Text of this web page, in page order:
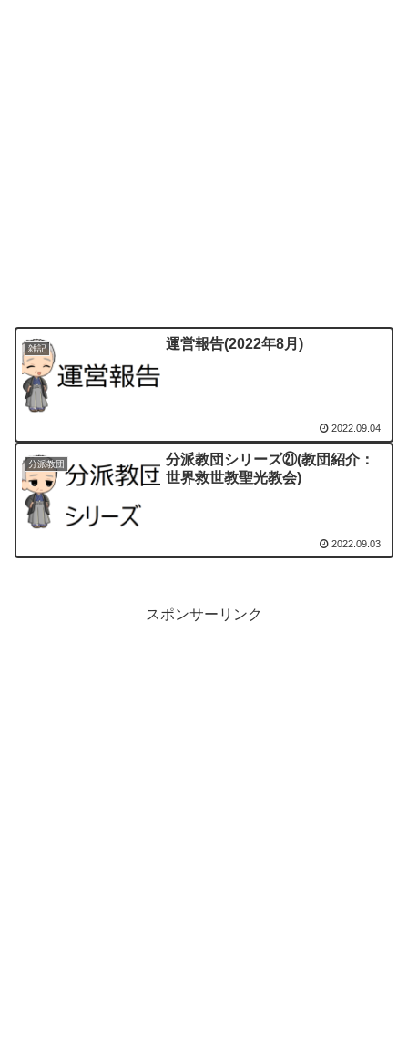
雑記 運営報告(2022年8月)
2022.09.04
分派教団
分派教団シリーズ㉑(教団紹介：
世界救世教聖光教会)
2022.09.03
スポンサーリンク